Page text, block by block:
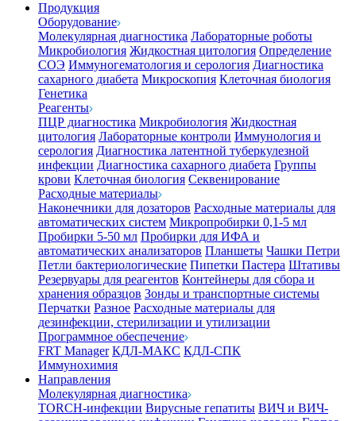
Продукция
Оборудование
Молекулярная диагностика Лабораторные роботы
Микробиология Жидкостная цитология Определение
СОЭ Иммуногематология и серология Диагностика
сахарного диабета Микроскопия Клеточная биология
Генетика
Реагенты
ПЦР диагностика Микробиология Жидкостная
цитология Лабораторные контроли Иммунология и
серология Диагностика латентной туберкулезной
инфекции Диагностика сахарного диабета Группы
крови Клеточная биология Секвенирование
Расходные материалы
Наконечники для дозаторов Расходные материалы для
автоматических систем Микропробирки 0,1-5 мл
Пробирки 5-50 мл Пробирки для ИФА и
автоматических анализаторов Планшеты Чашки Петри
Петли бактериологические Пипетки Пастера Штативы
Резервуары для реагентов Контейнеры для сбора и
хранения образцов Зонды и транспортные системы
Перчатки Разное Расходные материалы для
дезинфекции, стерилизации и утилизации
Программное обеспечение
FRT Manager КДЛ-МАКС КДЛ-СПК
Иммунохимия
Направления
Молекулярная диагностика
TORCH-инфекции Вирусные гепатиты ВИЧ и ВИЧ-